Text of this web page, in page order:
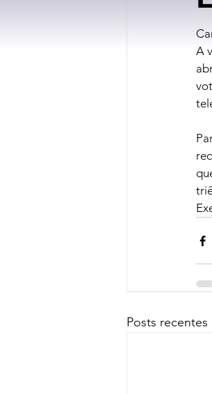
A
Posts recentes